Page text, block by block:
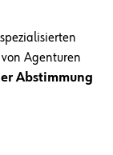
Agenturen
Abstimmung